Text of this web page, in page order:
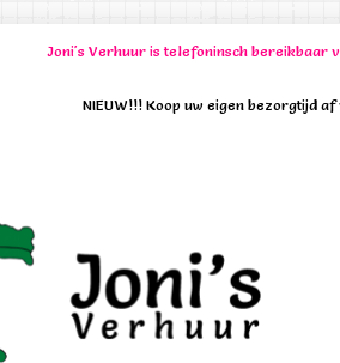
Joni's Verhuur is telefoninsch bereikbaar
NIEUW!!! Koop uw eigen bezorgtijd